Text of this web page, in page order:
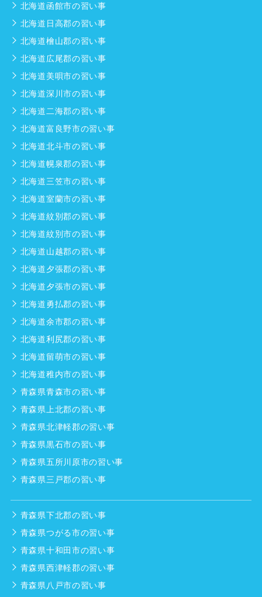
北海道函館市の習い事
北海道日高郡の習い事
北海道檜山郡の習い事
北海道広尾郡の習い事
北海道美唄市の習い事
北海道深川市の習い事
北海道二海郡の習い事
北海道富良野市の習い事
北海道北斗市の習い事
北海道幌泉郡の習い事
北海道三笠市の習い事
北海道室蘭市の習い事
北海道紋別郡の習い事
北海道紋別市の習い事
北海道山越郡の習い事
北海道夕張郡の習い事
北海道夕張市の習い事
北海道勇払郡の習い事
北海道余市郡の習い事
北海道利尻郡の習い事
北海道留萌市の習い事
北海道稚内市の習い事
青森県青森市の習い事
青森県上北郡の習い事
青森県北津軽郡の習い事
青森県黒石市の習い事
青森県五所川原市の習い事
青森県三戸郡の習い事
青森県下北郡の習い事
青森県つがる市の習い事
青森県十和田市の習い事
青森県西津軽郡の習い事
青森県八戸市の習い事